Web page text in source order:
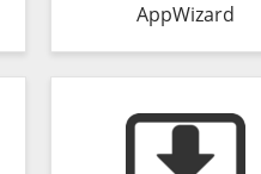
AppWizard